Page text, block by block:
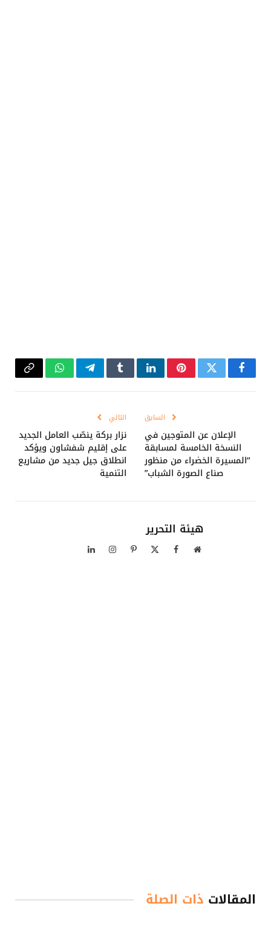
فيسبوكتويتر بينتيريستلينكدإنTumblrتيلقرامواتسابCopy
السابق
الإعلان عن المتوجين في
النسخة الخامسة لمسابقة
“المسيرة الخضراء من منظور
صناع الصورة الشباب”
التالي
نزار بركة ينصّب العامل الجديد
على إقليم شفشاون ويؤكد
انطلاق جيل جديد من مشاريع
التنمية
هيئة التحرير
موقع فيسبوك بينتيريستالانستغراملينكدإن
المقالات ذات الصلة